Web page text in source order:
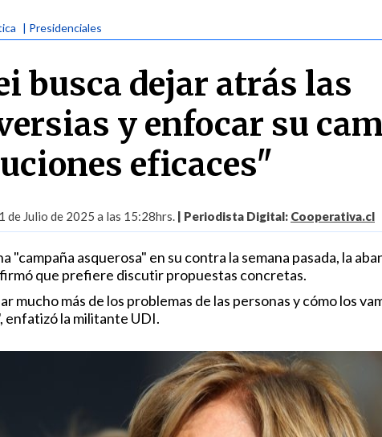
| Presidenciales
busca dejar atrás las
y enfocar su
eficaces"
de Julio de 2025 a las 15:28hrs. | Periodista Digital: Cooperativa.cl
"campaña asquerosa" en su contra la semana pasada, la
que prefiere discutir propuestas concretas.
mucho más de los problemas de las personas y cómo los
enfatizó la militante UDI.